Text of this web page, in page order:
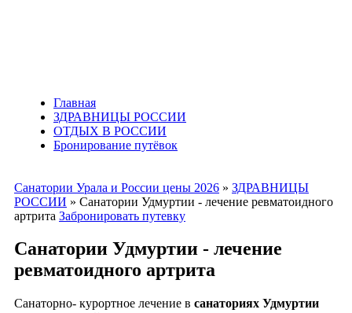
Главная
ЗДРАВНИЦЫ РОССИИ
ОТДЫХ В РОССИИ
Бронирование путёвок
Санатории Урала и России цены 2026 » ЗДРАВНИЦЫ
РОССИИ » Санатории Удмуртии - лечение ревматоидного
артрита Забронировать путевку
Санатории Удмуртии - лечение
ревматоидного артрита
Санаторно- курортное лечение в санаториях Удмуртии